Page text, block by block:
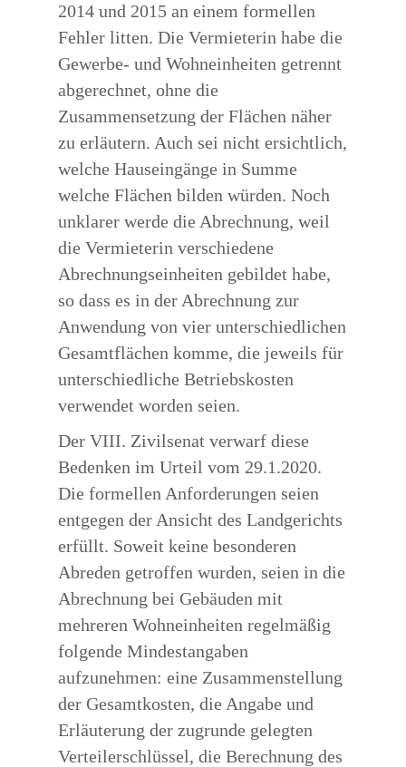
2014 und 2015 an einem formellen
Fehler litten. Die Vermieterin habe die
Gewerbe- und Wohneinheiten getrennt
abgerechnet, ohne die
Zusammensetzung der Flächen näher
zu erläutern. Auch sei nicht ersichtlich,
welche Hauseingänge in Summe
welche Flächen bilden würden. Noch
unklarer werde die Abrechnung, weil
die Vermieterin verschiedene
Abrechnungseinheiten gebildet habe,
so dass es in der Abrechnung zur
Anwendung von vier unterschiedlichen
Gesamtflächen komme, die jeweils für
unterschiedliche Betriebskosten
verwendet worden seien.
Der VIII. Zivilsenat verwarf diese
Bedenken im Urteil vom 29.1.2020.
Die formellen Anforderungen seien
entgegen der Ansicht des Landgerichts
erfüllt. Soweit keine besonderen
Abreden getroffen wurden, seien in die
Abrechnung bei Gebäuden mit
mehreren Wohneinheiten regelmäßig
folgende Mindestangaben
aufzunehmen: eine Zusammenstellung
der Gesamtkosten, die Angabe und
Erläuterung der zugrunde gelegten
Verteilerschlüssel, die Berechnung des